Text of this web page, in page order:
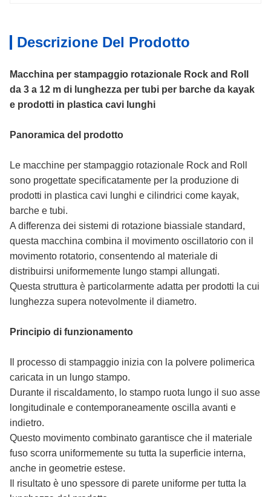
Descrizione Del Prodotto
Macchina per stampaggio rotazionale Rock and Roll
da 3 a 12 m di lunghezza per tubi per barche da kayak
e prodotti in plastica cavi lunghi
Panoramica del prodotto
Le macchine per stampaggio rotazionale Rock and Roll
sono progettate specificatamente per la produzione di
prodotti in plastica cavi lunghi e cilindrici come kayak,
barche e tubi.
A differenza dei sistemi di rotazione biassiale standard,
questa macchina combina il movimento oscillatorio con il
movimento rotatorio, consentendo al materiale di
distribuirsi uniformemente lungo stampi allungati.
Questa struttura è particolarmente adatta per prodotti la cui
lunghezza supera notevolmente il diametro.
Principio di funzionamento
Il processo di stampaggio inizia con la polvere polimerica
caricata in un lungo stampo.
Durante il riscaldamento, lo stampo ruota lungo il suo asse
longitudinale e contemporaneamente oscilla avanti e
indietro.
Questo movimento combinato garantisce che il materiale
fuso scorra uniformemente su tutta la superficie interna,
anche in geometrie estese.
Il risultato è uno spessore di parete uniforme per tutta la